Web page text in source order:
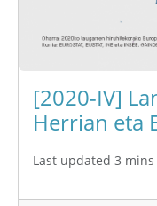
[2020-IV]
Herrian eta
Last updated 3 mins